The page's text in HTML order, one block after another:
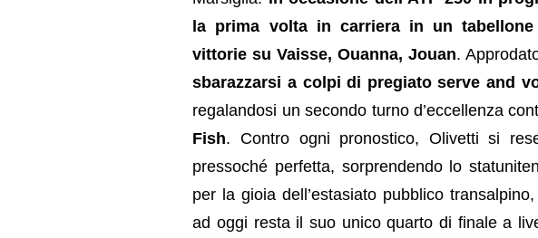
la prima volta in carriera in un tabellone
vittorie su Vaisse, Ouanna, Jouan.
sbarazzarsi a colpi di pregiato serve and
regalandosi un secondo turno d’eccellenza
Fish. Contro ogni pronostico, Olivetti si
pressoché perfetta, sorprendendo lo
per la gioia dell’estasiato pubblico
ad oggi resta il suo unico quarto di finale a